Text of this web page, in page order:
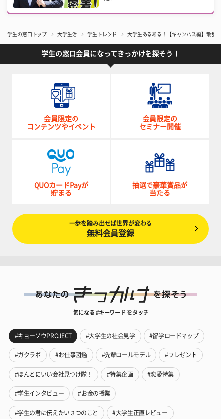
学生の窓口トップ 大学生活 学生トレンド 大学生あるある！【キャンパス編】散歩
学生の窓口会員になってきっかけを探そう！
会員限定の
コンテンツやイベント
会員限定の
セミナー開催
QUOカードPayが
貯まる
抽選で豪華賞品が
当たる
一歩を踏み出せば世界が変わる
無料会員登録
気になる #キーワード をタッチ
#キョーソウPROJECT #大学生の社会見学 #留学ロードマップ
#ガクラボ #お仕事図鑑 #先輩ロールモデル #プレゼント
#ほんとにいい会社見つけ隊！ #特集企画 #恋愛特集
#学生インタビュー #お金の授業
#学生の君に伝えたい３つのこと #大学生正直レビュー